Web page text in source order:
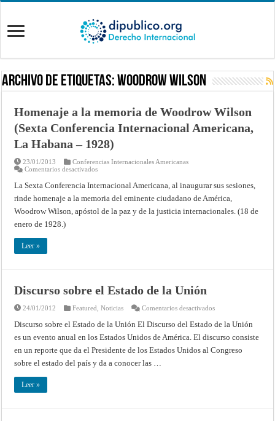
Archivo de Etiquetas:Woodrow Wilson
Homenaje a la memoria de Woodrow Wilson
(Sexta Conferencia Internacional Americana,
La Habana – 1928)
23/01/2013
Conferencias Internacionales Americanas
Comentarios desactivadosen
a
la
memoria
Woodrow
La Sexta Conferencia Internacional Americana, al inaugurar sus sesiones,
rinde homenaje a la memoria del eminente ciudadano de América,
Woodrow Wilson, apóstol de la paz y de la justicia internacionales. (18 de
enero de 1928.)
Leer »
Discurso sobre el Estado de la Unión
24/01/2012 Featured ,Noticias Comentarios desactivadosen
sobre
el
Estado
la
Discurso sobre el Estado de la Unión El Discurso del Estado de la Unión
es un evento anual en los Estados Unidos de América. El discurso consiste
en un reporte que da el Presidente de los Estados Unidos al Congreso
sobre el estado del país y da a conocer las …
Leer »